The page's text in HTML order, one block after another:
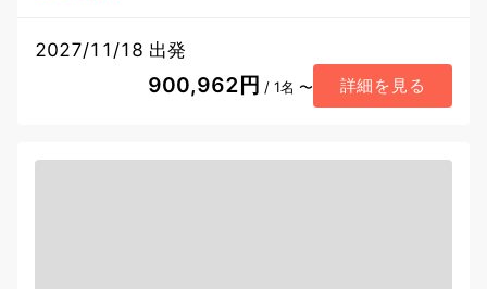
2027/11/18 出発
900,962円 / 1名 〜 詳細を見る